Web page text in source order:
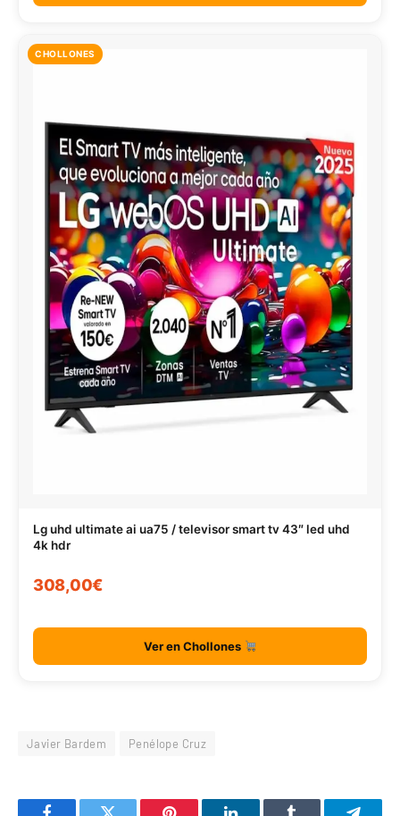
CHOLLONES
Lg uhd ultimate ai ua75 / televisor smart tv 43″ led uhd
4k hdr
308,00€
Ver en Chollones
Javier Bardem Penélope Cruz